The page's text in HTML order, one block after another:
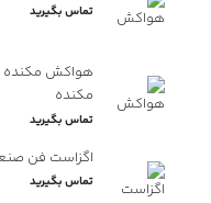
تماس بگیرید
هواکش مکنده
مکنده
تماس بگیرید
اگزاست فن
تماس بگیرید